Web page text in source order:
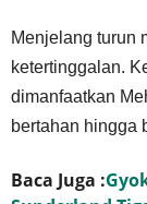
Menjelang turun
ketertinggalan.
dimanfaatkan
bertahan hingga
Baca Juga :